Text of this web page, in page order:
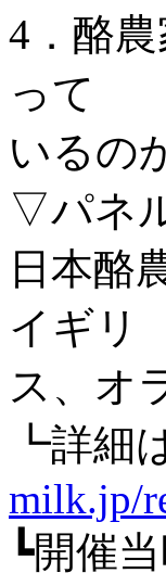
4．酪
って
いるの
▽パネ
日本酪
イギリ
ス、オ
┗詳細
milk.jp/
┗開催